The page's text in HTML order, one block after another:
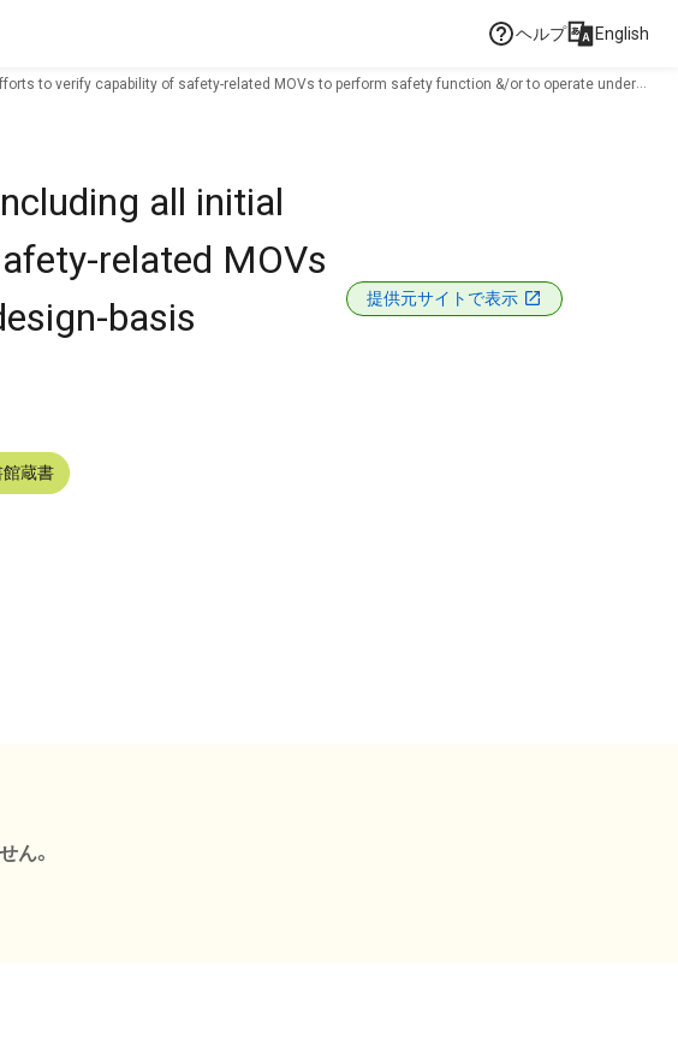
ヘルプ English
to verify capability of safety-related MOVs to perform safety function &/or to operate under
all initial
related MOVs
basis
提供元サイトで表示
館蔵書
ん。